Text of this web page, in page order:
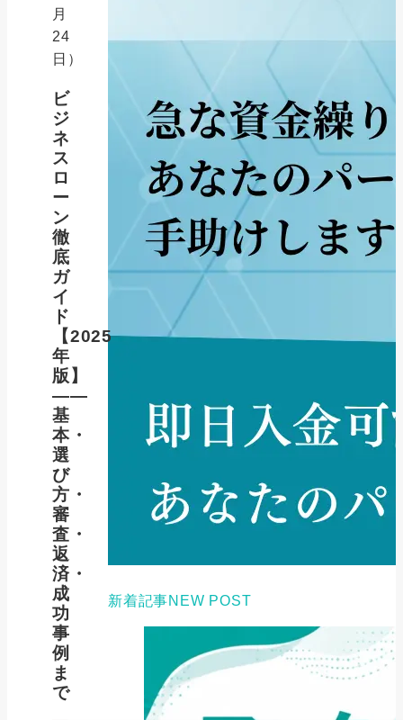
月
24
日）
ビ
ジ
ネ
ス
ロ
ー
ン
徹
底
ガ
イ
ド
【2025
年
版】
――
基
本・
選
び
方・
審
査・
返
済・
成
功
事
例
ま
で
新着記事NEW POST